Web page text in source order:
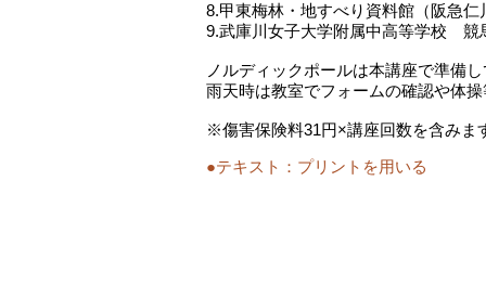
8.甲東梅林・地すべり資料館（阪急仁
9.武庫川女子大学附属中高等学校 競
ノルディックポールは本講座で準備
雨天時は教室でフォームの確認や体
※傷害保険料31円×講座回数を含みま
●テキスト： プリントを用いる